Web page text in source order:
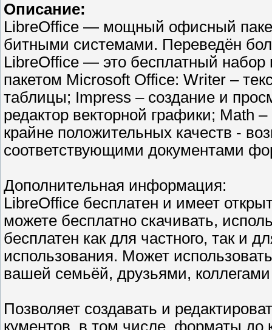
Описание:
LibreOffice — мощный офисный
битными системами. Переведён
LibreOffice — это бесплатный
пакетом Microsoft Office: Writer –
таблицы; Impress – создание и
редактор векторной графики; Math
крайне положительных качеств -
соответствующими документами
Дополнительная информация:
LibreOffice бесплатен и имеет
можете бесплатно скачивать,
бесплатен как для частного, так и
использования. Может
вашей семьёй, друзьями,
Позволяет создавать и
кументов, в том числе, форматы